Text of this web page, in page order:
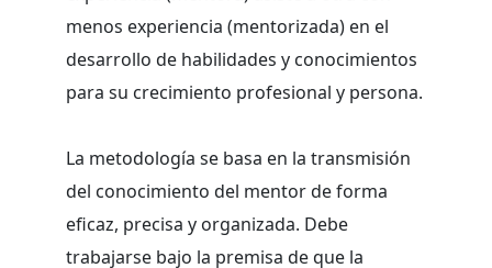
menos experiencia (mentorizada) en el
desarrollo de habilidades y conocimientos
para su crecimiento profesional y persona.
La metodología se basa en la transmisión
del conocimiento del mentor de forma
eficaz, precisa y organizada. Debe
trabajarse bajo la premisa de que la